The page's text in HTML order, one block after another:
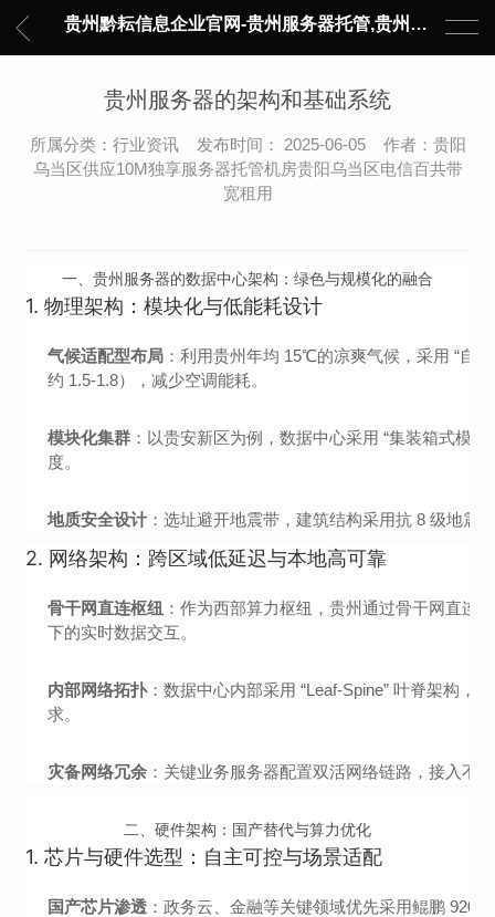
贵州黔耘信息企业官网-贵州服务器托管,贵州主机托管,云服务器托管,数据中心托管,网络设备托管,服务器租用,托管服务提供商,服务器管理-黔耘信息 贵州数据中心机柜租用-专业贵州IDC托管服务器维修
贵州服务器的架构和基础系统
所属分类：行业资讯 发布时间： 2025-06-05 作者：贵阳
乌当区供应10M独享服务器托管机房贵阳乌当区电信百共带
宽租用
一、贵州服务器的数据中心架构：绿色与规模化的融合
1.物理架构：模块化与低能耗设计
气候适配型布局 ：利用贵州年均 15℃的凉爽气候，采用 “自
约 1.5-1.8），减少空调能耗。
模块化集群 ：以贵安新区为例，数据中心采用 “集装箱式模
度。
地质安全设计 ：选址避开地震带，建筑结构采用抗 8 级地
2. 网络架构：跨区域低延迟与本地高可靠
骨干网直连枢纽 ：作为西部算力枢纽，贵州通过骨干网直连
下的实时数据交互。
内部网络拓扑：数据中心内部采用 “Leaf-Spine” 叶脊架构，
求。
灾备网络冗余 ：关键业务服务器配置双活网络链路，接入不
二、硬件架构：国产替代与算力优化
1.芯片与硬件选型：自主可控与场景适配
国产芯片渗透 ：政务云、金融等关键领域优先采用鲲鹏 920